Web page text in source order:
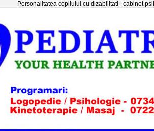
Personalitatea copilului cu dizabilitati - cabinet